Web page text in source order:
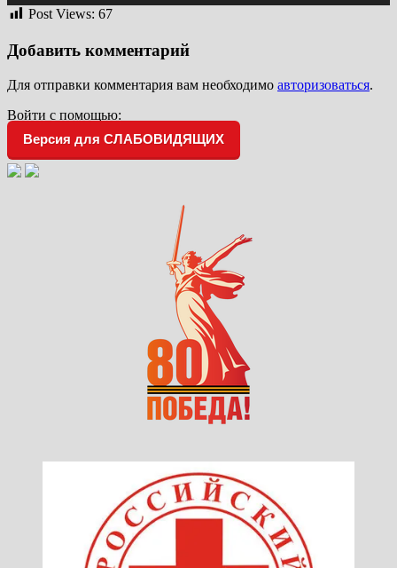
Post Views: 67
Добавить комментарий
Для отправки комментария вам необходимо авторизоваться.
Войти с помощью:
Версия для СЛАБОВИДЯЩИХ